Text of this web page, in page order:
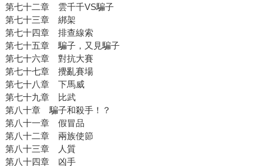
第七十二章 雲千千VS騙子
第七十三章 綁架
第七十四章 排查線索
第七十五章 騙子，又見騙子
第七十六章 對抗大賽
第七十七章 攪亂賽場
第七十八章 下馬威
第七十九章 比武
第八十章 騙子和殺手！？
第八十一章 假冒品
第八十二章 兩族使節
第八十三章 人質
第八十四章 凶手